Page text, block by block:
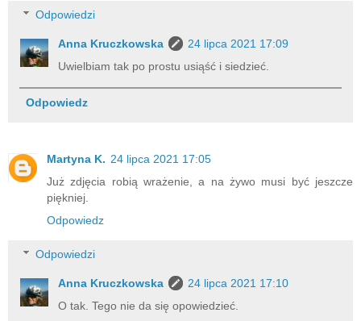
Odpowiedzi
Anna Kruczkowska
24 lipca 2021 17:09
Uwielbiam tak po prostu usiąść i siedzieć.
Odpowiedz
Martyna K. 24 lipca 2021 17:05
Już zdjęcia robią wrażenie, a na żywo musi być jeszcze
piękniej.
Odpowiedz
Odpowiedzi
Anna Kruczkowska
24 lipca 2021 17:10
O tak. Tego nie da się opowiedzieć.